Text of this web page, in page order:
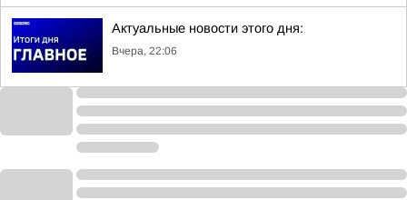
Актуальные новости этого дня:
Вчера, 22:06